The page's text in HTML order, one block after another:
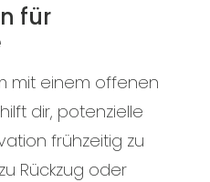
für
mit einem offenen
dir, potenzielle
frühzeitig zu
Rückzug oder